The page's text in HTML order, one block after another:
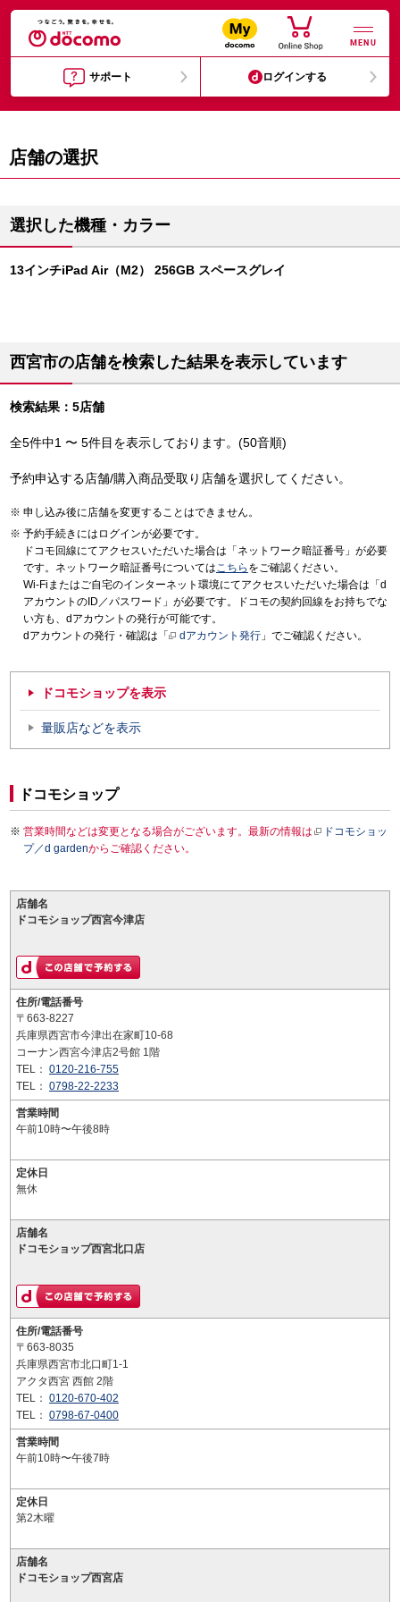
MENU
サポート ログインする
店舗の選択
選択した機種・カラー
13インチiPad Air（M2） 256GB スペースグレイ
西宮市の店舗を検索した結果を表示しています
検索結果：5店舗
全5件中1 〜 5件目を表示しております。(50音順)
予約申込する店舗/購入商品受取り店舗を選択してください。
申し込み後に店舗を変更することはできません。
予約手続きにはログインが必要です。
ドコモ回線にてアクセスいただいた場合は「ネットワーク暗証番号」が必要
です。ネットワーク暗証番号についてはこちら をご確認ください。
Wi-Fiまたはご自宅のインターネット環境にてアクセスいただいた場合は「d
アカウントのID／パスワード」が必要です。ドコモの契約回線をお持ちでな
い方も、dアカウントの発行が可能です。
dアカウントの発行・確認は「
dアカウント発行 」でご確認ください。
ドコモショップを表示
量販店などを表示
ドコモショップ
営業時間などは変更となる場合がございます。最新の情報は
ドコモショッ
プ／d gardenからご確認ください。
店舗名
ドコモショップ西宮今津店
住所/電話番号
〒663-8227
兵庫県西宮市今津出在家町10-68
コーナン西宮今津店2号館 1階
TEL： 0120-216-755
TEL： 0798-22-2233
営業時間
午前10時〜午後8時
定休日
無休
店舗名
ドコモショップ西宮北口店
住所/電話番号
〒663-8035
兵庫県西宮市北口町1-1
アクタ西宮 西館 2階
TEL： 0120-670-402
TEL： 0798-67-0400
営業時間
午前10時〜午後7時
定休日
第2木曜
店舗名
ドコモショップ西宮店